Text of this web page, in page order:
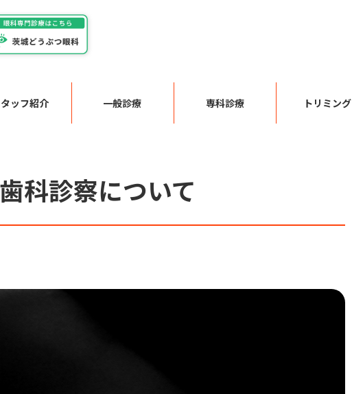
ッフ紹介 一般診療 専科診療 トリミング
診察について